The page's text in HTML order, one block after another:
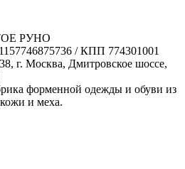
РУНО
/ КПП 774301001
г. Москва, Дмитровское шоссе,
форменной одежды и обуви из
и меха.